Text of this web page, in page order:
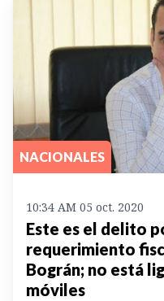
NACIONALES
10:34 AM 05 oct. 2020
Este es el delito
requerimiento
Bográn; no está
móviles